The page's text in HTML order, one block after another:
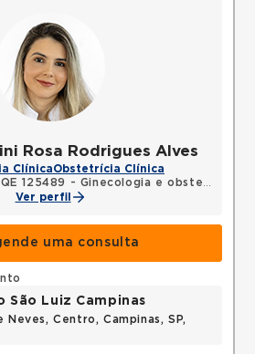
Rosa Rodrigues Alves
ClínicaObstetrícia Clínica
125489 - Ginecologia e obstetrícia
Ver perfil
uma consulta
São Luiz Campinas
Neves, Centro, Campinas, SP,